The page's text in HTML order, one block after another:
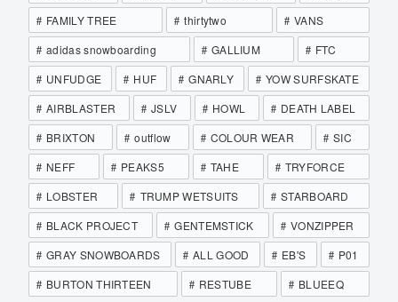
FAMILY TREE
thirtytwo
VANS
adidas snowboarding
GALLIUM
FTC
UNFUDGE
HUF GNARLY
YOW SURFSKATE
AIRBLASTER
JSLV HOWL
DEATH LABEL
BRIXTON
outflow COLOUR WEAR
SIC
NEFF
PEAKS5 TAHE
TRYFORCE
LOBSTER
TRUMP WETSUITS
STARBOARD
BLACK PROJECT
GENTEMSTICK
VONZIPPER
GRAY SNOWBOARDS
ALL GOOD EB'S
P01
BURTON THIRTEEN
RESTUBE BLUEEQ